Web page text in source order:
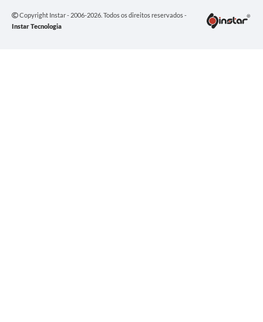
Copyright Instar - 2006-2026. Todos os direitos reservados -
Instar Tecnologia